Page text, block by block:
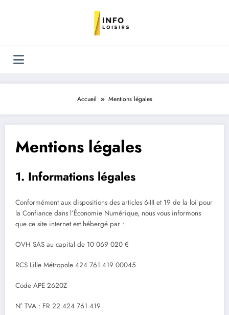
Accueil Mentions légales
Mentions légales
1. Informations légales
Conformément aux dispositions des articles 6-III et 19 de la loi pour
la Confiance dans l’Économie Numérique, nous vous informons
que ce site internet est hébergé par :
OVH SAS au capital de 10 069 020 €
RCS Lille Métropole 424 761 419 00045
Code APE 2620Z
N° TVA : FR 22 424 761 419